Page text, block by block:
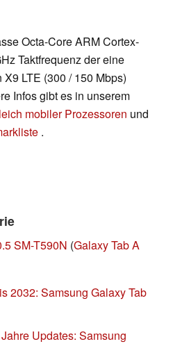
Octa-Core ARM Cortex-
Taktfrequenz der eine
LTE (300 / 150 Mbps)
Infos gibt es in unserem
mobiler Prozessoren und
.
SM-T590N (Galaxy Tab A
2032: Samsung Galaxy Tab
Updates: Samsung